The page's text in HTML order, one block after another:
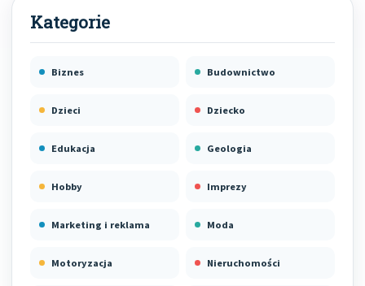
Biznes Budownictwo
Dzieci Dziecko
Edukacja Geologia
Hobby Imprezy
Marketing i reklama Moda
Motoryzacja Nieruchomości